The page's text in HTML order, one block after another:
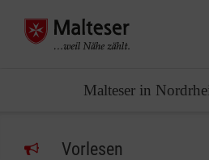
Malteser in
Vorlesen